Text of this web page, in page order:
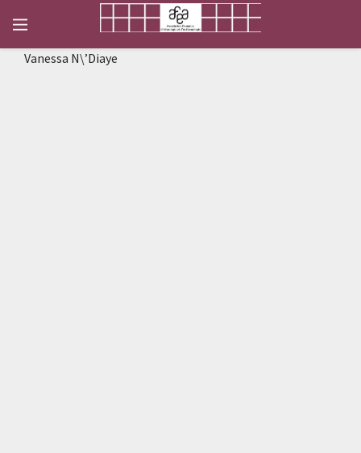
Vanessa N\’Diaye